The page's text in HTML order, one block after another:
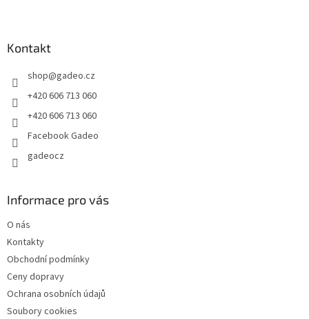
Kontakt
shop@gadeo.cz
+420 606 713 060
+420 606 713 060
Facebook Gadeo
gadeocz
Informace pro vás
O nás
Kontakty
Obchodní podmínky
Ceny dopravy
Ochrana osobních údajů
Soubory cookies